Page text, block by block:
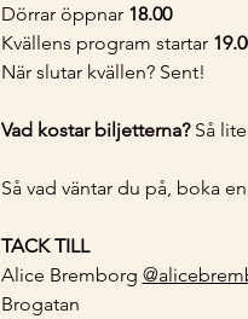
Dörrar öppnar 18.00
Kvällens program startar
När slutar kvällen? Sent!
Vad kostar biljetterna? Så lite
Så vad väntar du på, boka
TACK TILL
Alice Bremborg
Brogatan